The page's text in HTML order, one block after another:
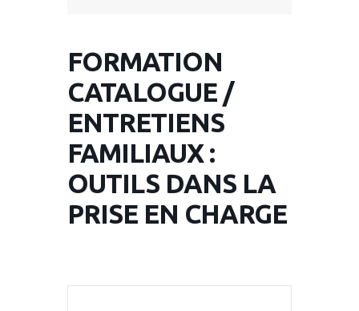
FORMATION
CATALOGUE /
ENTRETIENS
FAMILIAUX :
OUTILS DANS LA
PRISE EN CHARGE